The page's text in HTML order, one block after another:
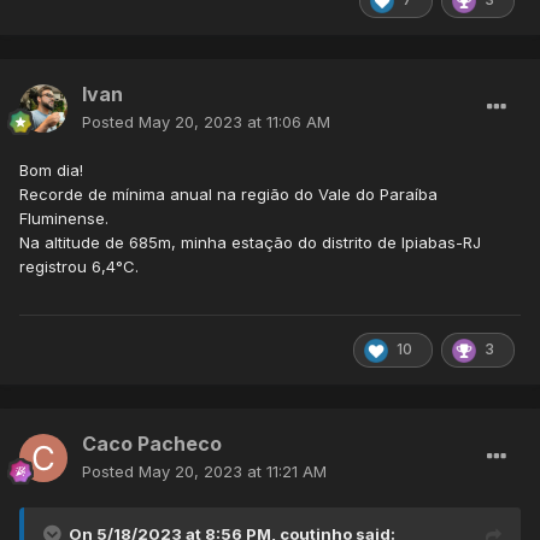
Ivan
Posted May 20, 2023 at 11:06 AM
Bom dia!
Recorde de mínima anual na região do Vale do Paraíba
Fluminense.
Na altitude de 685m, minha estação do distrito de Ipiabas-RJ
registrou 6,4°C.
10 3
Caco Pacheco
Posted May 20, 2023 at 11:21 AM
On 5/18/2023 at 8:56 PM, coutinho said: